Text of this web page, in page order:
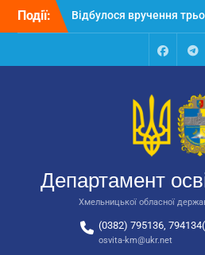
Перейти
Події:
Відбулося вручення
автобусів для потреб
Відбулося засідання
освіти та науки обласної
державної адміністрації
Відбулась обласна
національно-патріотичне
виховання
Департамент
Хмельницької обласної
(0382) 795136,
osvita-km@ukr.net